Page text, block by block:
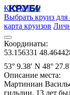
КРУБИСС
Выбрать круиз для
карта круизов
Координаты:
53.156331
53° 9.38′ N 48°
Описание места:
Мартиниан
гильдии, 13 лет